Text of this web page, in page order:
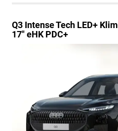
Q3 Intense Tech LED+
17" eHK PDC+